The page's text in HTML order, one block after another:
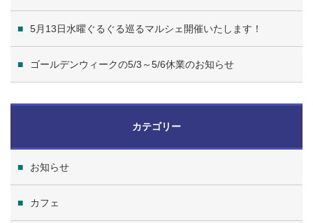
5月13日水曜ぐるぐる巡るマルシェ開催いたします！
ゴールデンウィークの5/3～5/6休業のお知らせ
カテゴリー
お知らせ
カフェ